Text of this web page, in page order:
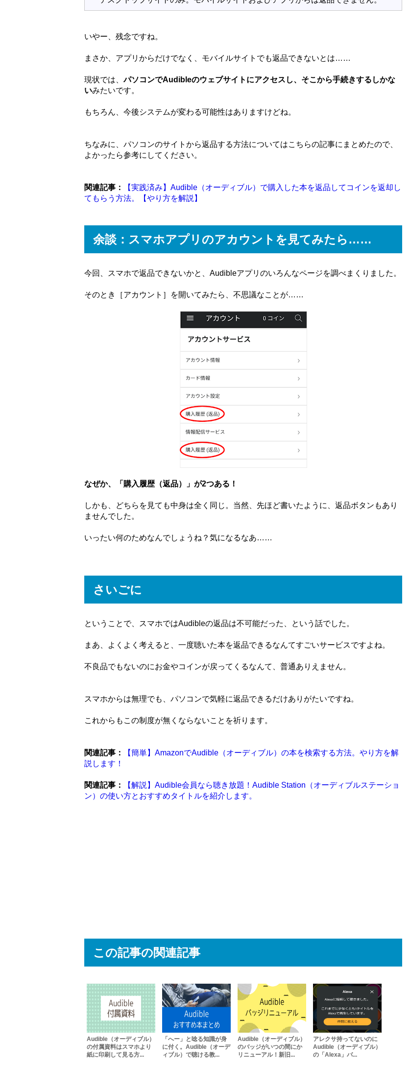
いやー、残念ですね。
まさか、アプリからだけでなく、モバイルサイトでも返品できないとは……
現状では、パソコンでAudibleのウェブサイトにアクセスし、そこから手続きするしかな
いみたいです。
もちろん、今後システムが変わる可能性はありますけどね。
ちなみに、パソコンのサイトから返品する方法についてはこちらの記事にまとめたので、
よかったら参考にしてください。
関連記事：
【実践済み】Audible（オーディブル）で購入した本を返品してコインを返却し
てもらう方法。【やり方を解説】
余談：スマホアプリのアカウントを見てみたら……
今回、スマホで返品できないかと、Audibleアプリのいろんなページを調べまくりました。
そのとき［アカウント］を開いてみたら、不思議なことが……
なぜか、「購入履歴（返品）」が2つある！
しかも、どちらを見ても中身は全く同じ。当然、先ほど書いたように、返品ボタンもあり
ませんでした。
いったい何のためなんでしょうね？気になるなあ……
さいごに
ということで、スマホではAudibleの返品は不可能だった、という話でした。
まあ、よくよく考えると、一度聴いた本を返品できるなんてすごいサービスですよね。
不良品でもないのにお金やコインが戻ってくるなんて、普通ありえません。
スマホからは無理でも、パソコンで気軽に返品できるだけありがたいですね。
これからもこの制度が無くならないことを祈ります。
関連記事：
【簡単】AmazonでAudible（オーディブル）の本を検索する方法。やり方を解
説します！
関連記事：
【解説】Audible会員なら聴き放題！Audible Station（オーディブルステーショ
ン）の使い方とおすすめタイトルを紹介します。
この記事の関連記事
Audible（オーディブル）
の付属資料はスマホより
紙に印刷して見る方...
「へー」と唸る知識が身
に付く。Audible（オーデ
ィブル）で聴ける教...
Audible（オーディブル）
のバッジがいつの間にか
リニューアル！新旧...
アレクサ持ってないのに
Audible（オーディブル）
の「Alexa」バ...